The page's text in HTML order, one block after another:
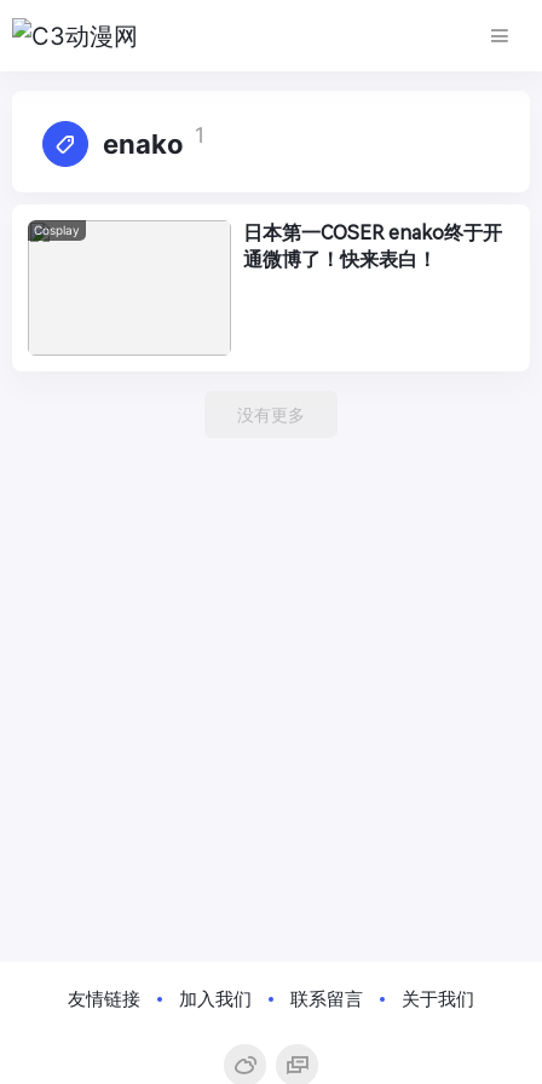
enako 1
Cosplay
日本第一COSER enako终于开
通微博了！快来表白！
没有更多
友情链接 加入我们 联系留言 关于我们